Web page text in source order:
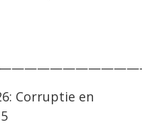
Corruptie en